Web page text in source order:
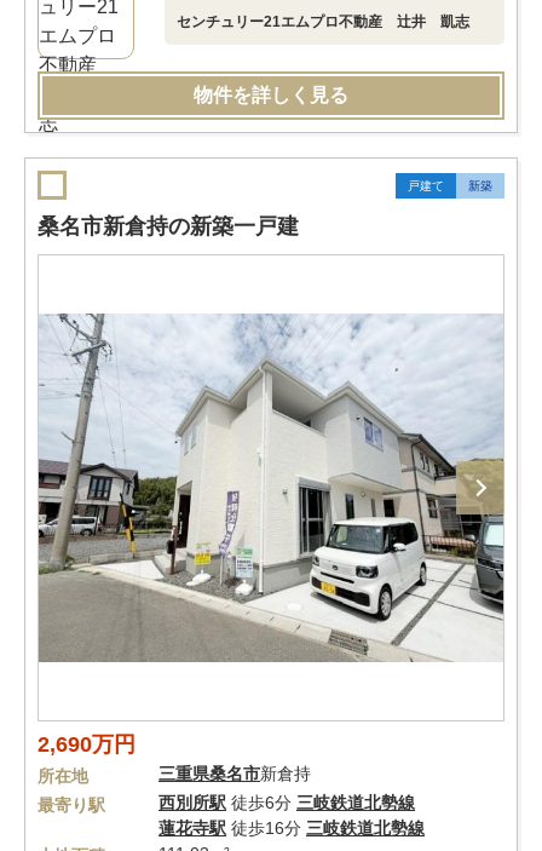
センチュリー21エムプロ不動産 辻井 凱志
物件を詳しく見る
戸建て 新築
桑名市新倉持の新築一戸建
2,690万円
所在地 三重県桑名市新倉持
最寄り駅
西別所駅 徒歩6分 三岐鉄道北勢線
蓮花寺駅 徒歩16分 三岐鉄道北勢線